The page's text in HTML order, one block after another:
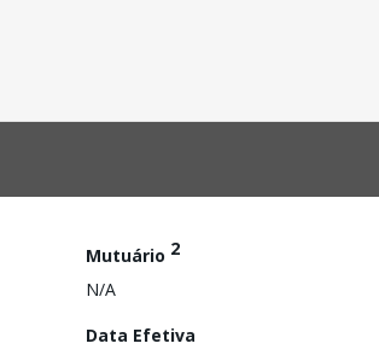
Mutuário 2
N/A
Data Efetiva